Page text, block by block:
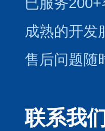
成熟的开发
售后问题随
联系我